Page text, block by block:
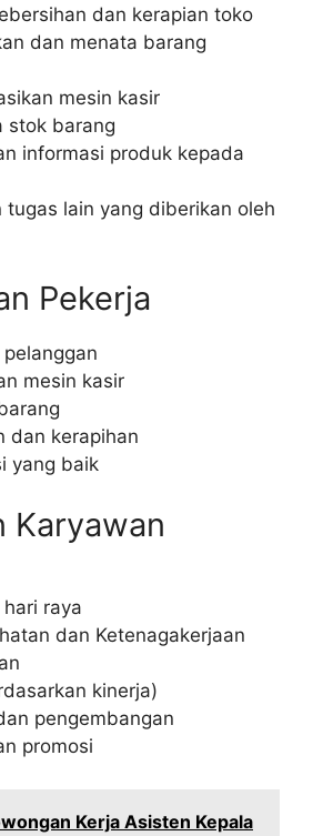
dan kerapian toko
dan menata barang
mesin kasir
stok barang
informasi produk kepada
tugas lain yang diberikan oleh
Pekerja
mesin kasir
dan kerapihan
yang baik
Karyawan
raya
dan Ketenagakerjaan
kinerja)
pengembangan
promosi
Kerja Asisten Kepala